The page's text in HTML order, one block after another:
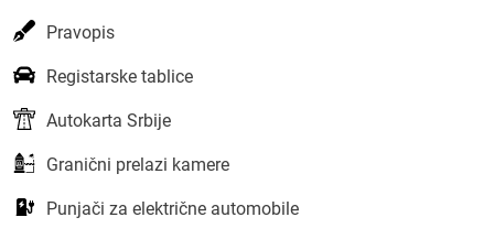
Pravopis
Registarske tablice
Autokarta Srbije
Granični prelazi kamere
Punjači za električne automobile